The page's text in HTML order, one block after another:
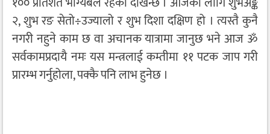
२, शुभ रङ सेतो÷उज्यालो र शुभ दिशा दक्षिण हो । त्यस्तै कुनै
नगरी नहुने काम छ वा अचानक यात्रामा जानुछ भने आज ॐ
सर्वकामप्रदायै नमः यस मन्त्रलाई कम्तीमा ११ पटक जाप गरी
प्रारम्भ गर्नुहोला, पक्कै पनि लाभ हुनेछ ।